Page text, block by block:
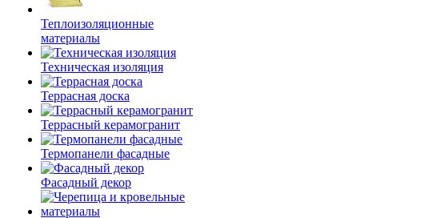
Теплоизоляционные
материалы
Техническая изоляция
Террасная доска
Террасный керамогранит
Термопанели фасадные
Фасадный декор